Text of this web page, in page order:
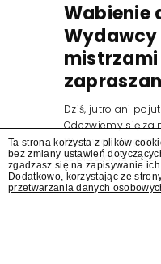
Wabienie
Dziś, jutro ani
Odezwiemy się za
Wydawcy
zapraszania gości.
Ta strona korzysta z plików
bez zmiany ustawień
zgadzasz się na zapisywanie
Dodatkowo, korzystając ze
przetwarzania danych